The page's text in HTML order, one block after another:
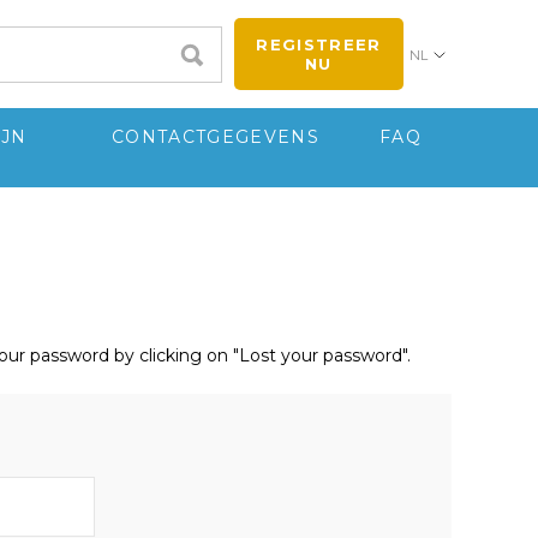
REGISTREER
NU
NL
CONTACTGEGEVENS FAQ
password by clicking on "Lost your password".